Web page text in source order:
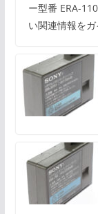
ー型番 ERA-
い関連情報を